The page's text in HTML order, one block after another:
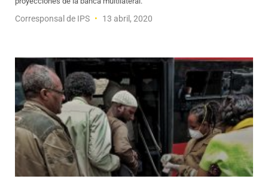
Corresponsal de IPS 13 abril, 2020